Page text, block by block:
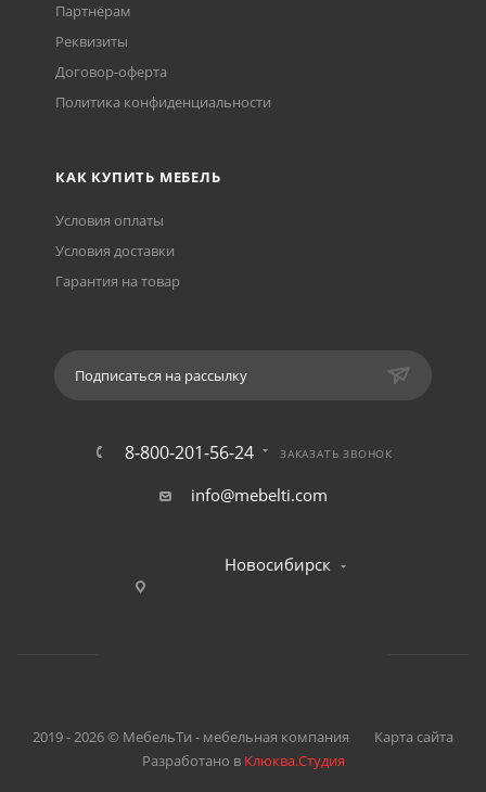
Партнёрам
Реквизиты
Договор-оферта
Политика конфиденциальности
КАК КУПИТЬ МЕБЕЛЬ
Условия оплаты
Условия доставки
Гарантия на товар
Подписаться на рассылку
8-800-201-56-24 ЗАКАЗАТЬ ЗВОНОК
info@mebelti.com
Новосибирск
2019 - 2026 © МебельТи - мебельная компания
Карта сайта
Разработано в Клюква.Студия